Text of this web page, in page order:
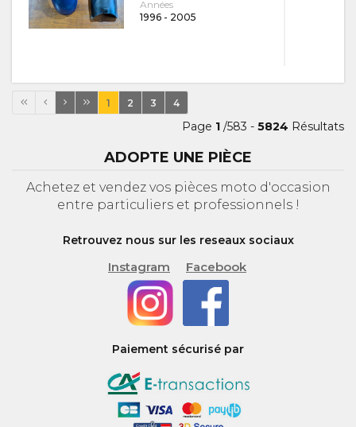
Années
1996 - 2005
1 2 3 4
Page 1 /583 - 5824 Résultats
ADOPTE UNE PIÈCE
Achetez et vendez vos pièces moto d'occasion
entre particuliers et professionnels !
Retrouvez nous sur les reseaux sociaux
Instagram Facebook
Paiement sécurisé par